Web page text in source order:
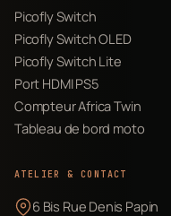
Picofly Switch
Picofly Switch OLED
Picofly Switch Lite
Port HDMI PS5
Compteur Africa Twin
Tableau de bord moto
ATELIER & CONTACT
6 Bis Rue Denis Papin